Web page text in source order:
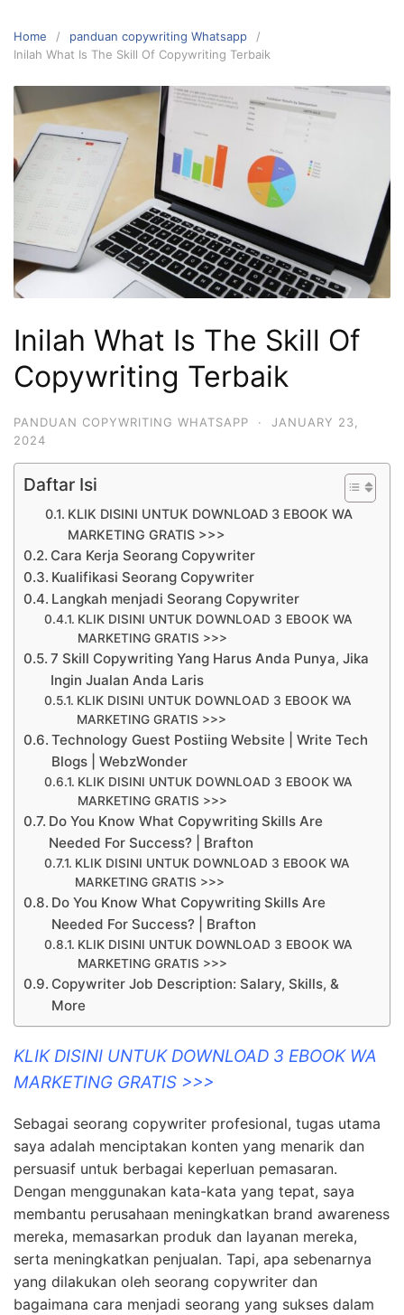
Home
panduan copywriting Whatsapp
Inilah What Is The Skill Of Copywriting Terbaik
Inilah What Is The Skill Of
Copywriting Terbaik
PANDUAN COPYWRITING WHATSAPP ·
JANUARY 23,
2024
Daftar Isi
KLIK DISINI UNTUK DOWNLOAD 3 EBOOK WA
MARKETING GRATIS >>>
Cara Kerja Seorang Copywriter
Kualifikasi Seorang Copywriter
Langkah menjadi Seorang Copywriter
KLIK DISINI UNTUK DOWNLOAD 3 EBOOK WA
MARKETING GRATIS >>>
7 Skill Copywriting Yang Harus Anda Punya, Jika
Ingin Jualan Anda Laris
KLIK DISINI UNTUK DOWNLOAD 3 EBOOK WA
MARKETING GRATIS >>>
Technology Guest Postiing Website | Write Tech
Blogs | WebzWonder
KLIK DISINI UNTUK DOWNLOAD 3 EBOOK WA
MARKETING GRATIS >>>
Do You Know What Copywriting Skills Are
Needed For Success? | Brafton
KLIK DISINI UNTUK DOWNLOAD 3 EBOOK WA
MARKETING GRATIS >>>
Do You Know What Copywriting Skills Are
Needed For Success? | Brafton
KLIK DISINI UNTUK DOWNLOAD 3 EBOOK WA
MARKETING GRATIS >>>
Copywriter Job Description: Salary, Skills, &
More
KLIK DISINI UNTUK DOWNLOAD 3 EBOOK WA
MARKETING GRATIS >>>
Sebagai seorang copywriter profesional, tugas utama
saya adalah menciptakan konten yang menarik dan
persuasif untuk berbagai keperluan pemasaran.
Dengan menggunakan kata-kata yang tepat, saya
membantu perusahaan meningkatkan brand awareness
mereka, memasarkan produk dan layanan mereka,
serta meningkatkan penjualan. Tapi, apa sebenarnya
yang dilakukan oleh seorang copywriter dan
bagaimana cara menjadi seorang yang sukses dalam